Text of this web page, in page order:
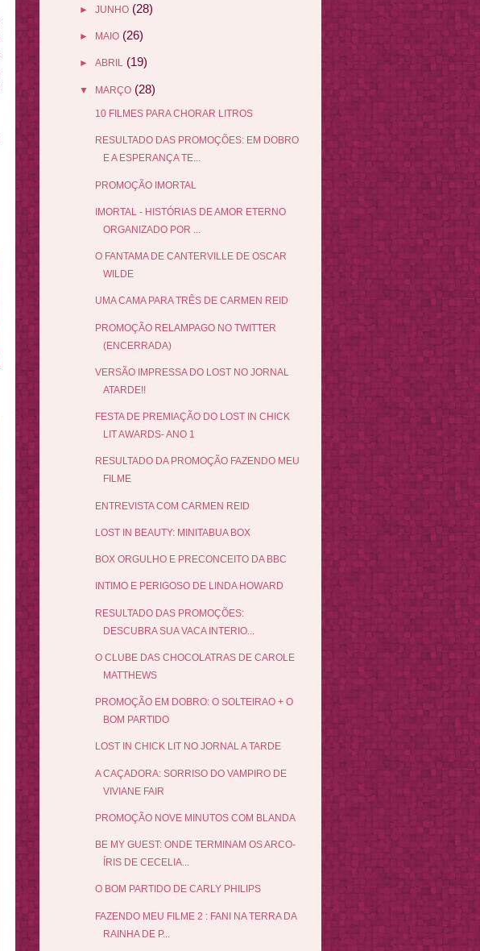
► JUNHO (28)
► MAIO (26)
► ABRIL (19)
▼ MARÇO (28)
10 FILMES PARA CHORAR LITROS
RESULTADO DAS PROMOÇÕES: EM DOBRO
E A ESPERANÇA TE...
PROMOÇÃO IMORTAL
IMORTAL - HISTÓRIAS DE AMOR ETERNO
ORGANIZADO POR ...
O FANTAMA DE CANTERVILLE DE OSCAR
WILDE
UMA CAMA PARA TRÊS DE CARMEN REID
PROMOÇÃO RELAMPAGO NO TWITTER
(ENCERRADA)
VERSÃO IMPRESSA DO LOST NO JORNAL
ATARDE!!
FESTA DE PREMIAÇÃO DO LOST IN CHICK
LIT AWARDS- ANO 1
RESULTADO DA PROMOÇÃO FAZENDO MEU
FILME
ENTREVISTA COM CARMEN REID
LOST IN BEAUTY: MINITABUA BOX
BOX ORGULHO E PRECONCEITO DA BBC
INTIMO E PERIGOSO DE LINDA HOWARD
RESULTADO DAS PROMOÇÕES:
DESCUBRA SUA VACA INTERIO...
O CLUBE DAS CHOCOLATRAS DE CAROLE
MATTHEWS
PROMOÇÃO EM DOBRO: O SOLTEIRAO + O
BOM PARTIDO
LOST IN CHICK LIT NO JORNAL A TARDE
A CAÇADORA: SORRISO DO VAMPIRO DE
VIVIANE FAIR
PROMOÇÃO NOVE MINUTOS COM BLANDA
BE MY GUEST: ONDE TERMINAM OS ARCO-
ÍRIS DE CECELIA...
O BOM PARTIDO DE CARLY PHILIPS
FAZENDO MEU FILME 2 : FANI NA TERRA DA
RAINHA DE P...